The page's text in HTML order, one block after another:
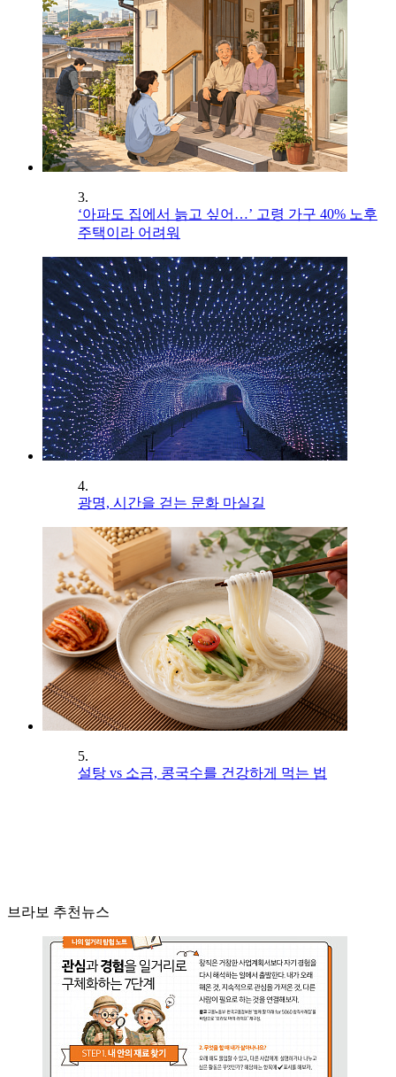
3.
‘아파도 집에서 늙고 싶어…’ 고령 가구 40% 노후
주택이라 어려워
4.
광명, 시간을 걷는 문화 마실길
5.
설탕 vs 소금, 콩국수를 건강하게 먹는 법
브라보 추천뉴스